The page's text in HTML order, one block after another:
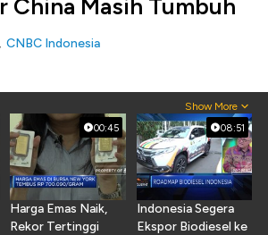
China Masih Tumbuh
CNBC Indonesia
Show More
00:45
Harga Emas Naik,
Rekor Tertinggi
08:51
Indonesia Segera
Ekspor Biodiesel ke